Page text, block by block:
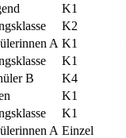
K1
K2
A K1
K1
B K4
K1
K1
A Einzel